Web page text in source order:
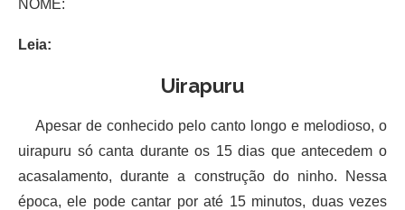
NOME:
Leia:
Uirapuru
Apesar de conhecido pelo canto longo e melodioso, o
uirapuru só canta durante os 15 dias que antecedem o
acasalamento, durante a construção do ninho. Nessa
época, ele pode cantar por até 15 minutos, duas vezes